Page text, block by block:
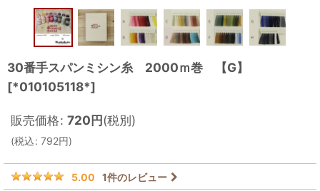
30番手スパンミシン糸 2000ｍ巻 【G】
[*010105118*]
販売価格: 720円(税別)
(税込: 792円)
5.00 1件のレビュー